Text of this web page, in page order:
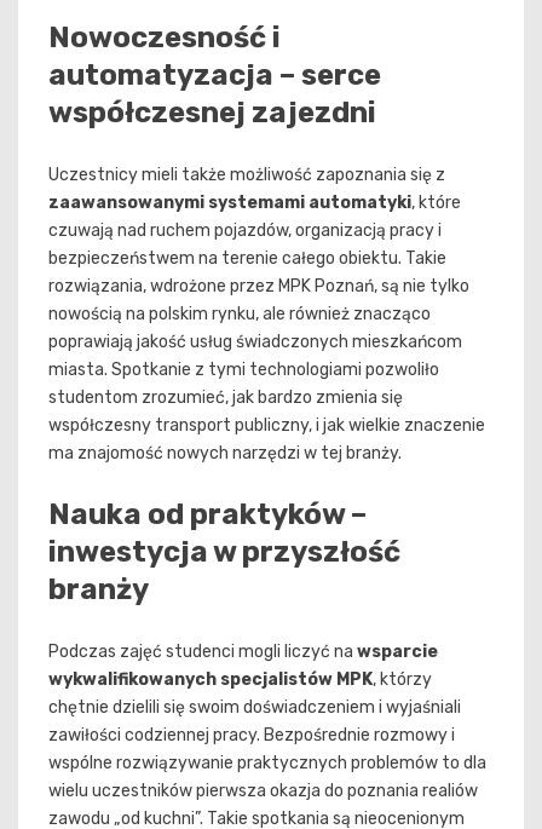
Nowoczesność i
automatyzacja – serce
współczesnej zajezdni
Uczestnicy mieli także możliwość zapoznania się z
zaawansowanymi systemami automatyki, które
czuwają nad ruchem pojazdów, organizacją pracy i
bezpieczeństwem na terenie całego obiektu. Takie
rozwiązania, wdrożone przez MPK Poznań, są nie tylko
nowością na polskim rynku, ale również znacząco
poprawiają jakość usług świadczonych mieszkańcom
miasta. Spotkanie z tymi technologiami pozwoliło
studentom zrozumieć, jak bardzo zmienia się
współczesny transport publiczny, i jak wielkie znaczenie
ma znajomość nowych narzędzi w tej branży.
Nauka od praktyków –
inwestycja w przyszłość
branży
Podczas zajęć studenci mogli liczyć na wsparcie
wykwalifikowanych specjalistów MPK, którzy
chętnie dzielili się swoim doświadczeniem i wyjaśniali
zawiłości codziennej pracy. Bezpośrednie rozmowy i
wspólne rozwiązywanie praktycznych problemów to dla
wielu uczestników pierwsza okazja do poznania realiów
zawodu „od kuchni”. Takie spotkania są nieocenionym